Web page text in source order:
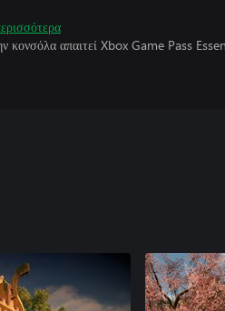
κονσόλα απαιτεί Xbox Game Pass